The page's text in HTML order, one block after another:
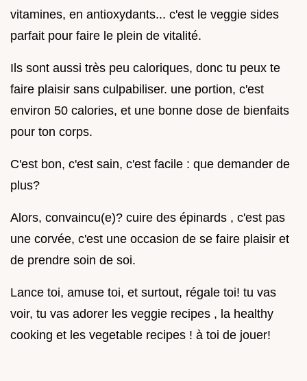
vitamines, en antioxydants... c'est le veggie sides
parfait pour faire le plein de vitalité.
Ils sont aussi très peu caloriques, donc tu peux te
faire plaisir sans culpabiliser. une portion, c'est
environ 50 calories, et une bonne dose de bienfaits
pour ton corps.
C'est bon, c'est sain, c'est facile : que demander de
plus?
Alors, convaincu(e)? cuire des épinards , c'est pas
une corvée, c'est une occasion de se faire plaisir et
de prendre soin de soi.
Lance toi, amuse toi, et surtout, régale toi! tu vas
voir, tu vas adorer les veggie recipes , la healthy
cooking et les vegetable recipes ! à toi de jouer!